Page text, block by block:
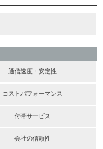
通信速度・安定性
コストパフォーマンス
付帯サービス
会社の信頼性